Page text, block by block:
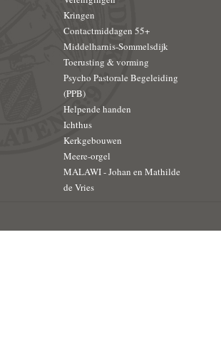
Kringen
Contactmiddagen 55+
Middelharnis-Sommelsdijk
Toerusting & vorming
Psycho Pastorale Begeleiding
(PPB)
Helpende handen
Ichthus
Kerkgebouwen
Meere-orgel
MALAWI - Johan en Mathilde
de Vries